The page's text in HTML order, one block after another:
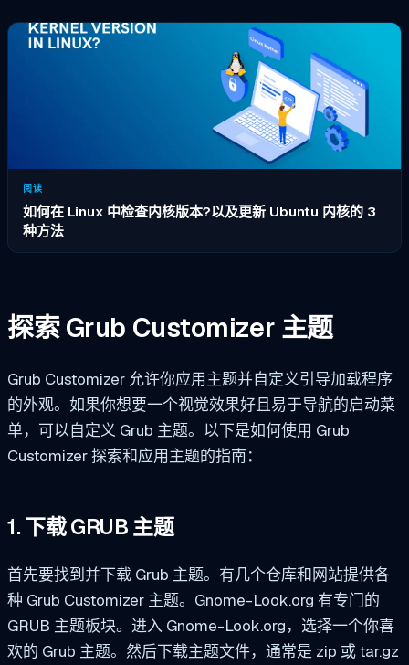
阅读
如何在 Linux 中检查内核版本?以及更新 Ubuntu 内核的 3
种方法
探索 Grub Customizer 主题
Grub Customizer 允许你应用主题并自定义引导加载程序
的外观。如果你想要一个视觉效果好且易于导航的启动菜
单，可以自定义 Grub 主题。以下是如何使用 Grub
Customizer 探索和应用主题的指南：
1. 下载 GRUB 主题
首先要找到并下载 Grub 主题。有几个仓库和网站提供各
种 Grub Customizer 主题。Gnome-Look.org 有专门的
GRUB 主题板块。进入 Gnome-Look.org，选择一个你喜
欢的 Grub 主题。然后下载主题文件，通常是 zip 或 tar.gz